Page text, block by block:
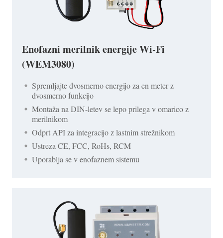
Enofazni merilnik energije Wi-Fi
(WEM3080)
Spremljajte dvosmerno energijo za en meter z
dvosmerno funkcijo
Montaža na DIN-letev se lepo prilega v omarico z
merilnikom
Odprt API za integracijo z lastnim strežnikom
Ustreza CE, FCC, RoHs, RCM
Uporablja se v enofaznem sistemu